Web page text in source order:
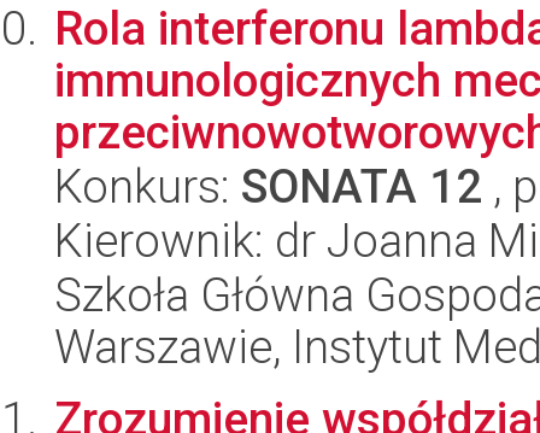
Rola interferonu
immunologicznych
Konkurs: SONATA 12 ,
Kierownik: dr Joanna
Szkoła Główna
Warszawie, Instytut
Zrozumienie